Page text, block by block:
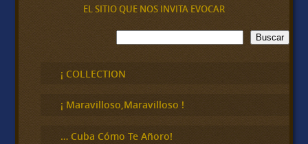
EL SITIO QUE NOS INVITA EVOCAR
B
u
c
a
Buscar
¡ COLLECTION
¡ Maravilloso,Maravilloso !
… Cuba Cómo Te Añoro!